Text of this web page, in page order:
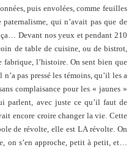
puis envolées, comme feuilles
qui n’avait pas que de
Devant nos yeux et pendant 210
de table de cuisine, ou de bistrot,
l’histoire. On sent bien que
pas pressé les témoins, qu’il les a
complaisance pour les « jaunes »
parlent, avec juste ce qu’il faut de
encore croire changer la vie. Cette
de révolte, elle est LA révolte. On
on s’en approche, petit à petit, et…